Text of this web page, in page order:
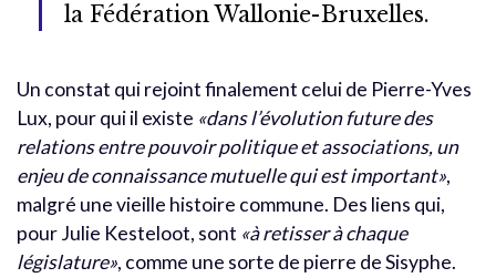
la Fédération Wallonie-Bruxelles.
Un constat qui rejoint finalement celui de Pierre-Yves
Lux, pour qui il existe «dans l’évolution future des
relations entre pouvoir politique et associations, un
enjeu de connaissance mutuelle qui est important»,
malgré une vieille histoire commune. Des liens qui,
pour Julie Kesteloot, sont «à retisser à chaque
législature», comme une sorte de pierre de Sisyphe.